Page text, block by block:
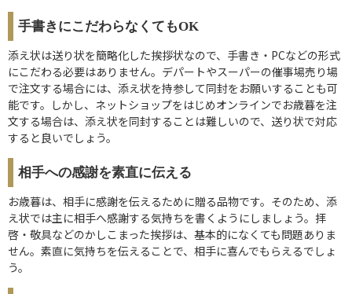
手書きにこだわらなくてもOK
添え状は送り状を簡略化した挨拶状なので、手書き・PCなどの形式
にこだわる必要はありません。デパートやスーパーの催事場売り場
で注文する場合には、添え状を持参して同封をお願いすることも可
能です。しかし、ネットショップをはじめオンラインでお歳暮を注
文する場合は、添え状を同封することは難しいので、送り状で対応
すると良いでしょう。
相手への感謝を素直に伝える
お歳暮は、相手に感謝を伝えるために贈る品物です。そのため、添
え状では主に相手へ感謝する気持ちを書くようにしましょう。拝
啓・敬具などのかしこまった挨拶は、基本的になくても問題ありま
せん。素直に気持ちを伝えることで、相手に喜んでもらえるでしょ
う。